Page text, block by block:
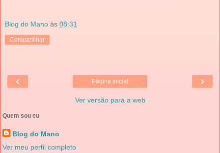
Blog do Mano às 08:31
Compartilhar
‹ ›
Página inicial
Ver versão para a web
Quem sou eu
Blog do Mano
Ver meu perfil completo